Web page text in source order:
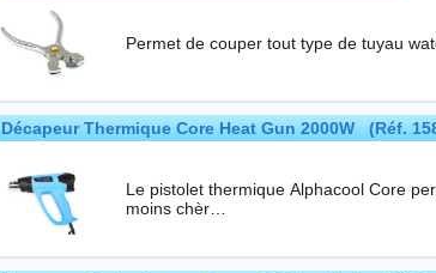
Permet de couper tout type de tuyau
Décapeur Thermique Core Heat Gun 2000W (Réf.
Le pistolet thermique Alphacool Core permet de cintrer des tubes
moins chèr…